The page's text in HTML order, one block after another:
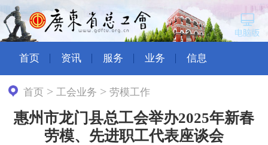
首页 资讯 服务 业务 信息
首页 > 工会业务 >劳模工作
惠州市龙门县总工会举办2025年新春
劳模、先进职工代表座谈会